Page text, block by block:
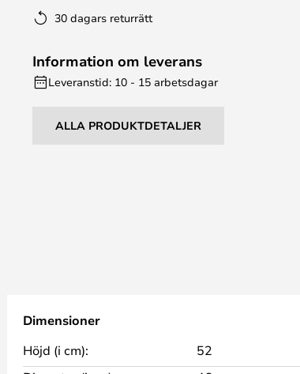
30 dagars returrätt
Information om leverans
Leveranstid: 10 - 15 arbetsdagar
ALLA PRODUKTDETALJER
Dimensioner
Höjd (i cm):
52